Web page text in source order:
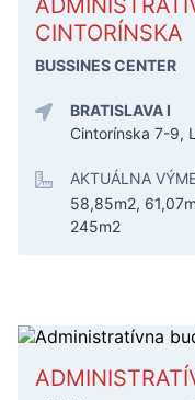
CINTORÍNSKA
BUSSINES CENTER
BRATISLAVA I
Cintorínska 7-9,
AKTUÁLNA
58,85m2,
245m2